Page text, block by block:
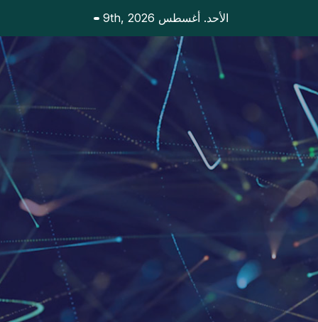
content
الأحد. أغسطس 9th, 2026